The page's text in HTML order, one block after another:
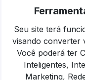
Seu site terá
visando converter
Você poderá ter
Inteligentes,
Marketing,